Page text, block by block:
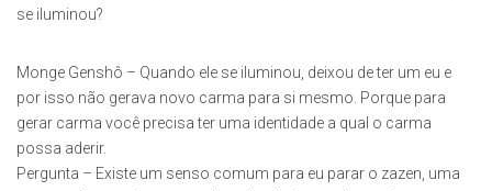
se iluminou?
Monge Genshô – Quando ele se iluminou, deixou de ter um eu e
por isso não gerava novo carma para si mesmo. Porque para
gerar carma você precisa ter uma identidade a qual o carma
possa aderir.
Pergunta – Existe um senso comum para eu parar o zazen, uma